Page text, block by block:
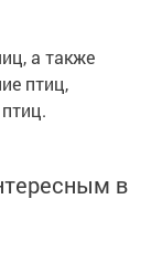
а также
птиц,
в